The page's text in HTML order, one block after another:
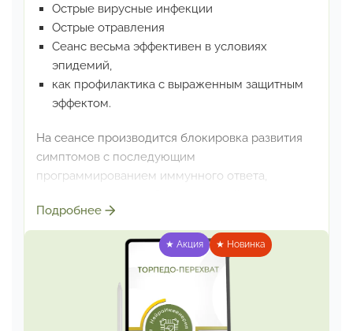
Острые вирусные инфекции
Острые отравления
Сеанс весьма эффективен в условиях
эпидемий,
как профилактика с выраженным защитным
эффектом.
На сеансе производится блокировка развития
симптомов с последующим
программированием иммунного ответа,
немедленный.
симптомы исчезают в течение2-5 часов после
прослушивания сеанса.
По эффекту воздействия это сравнимо с
угроза перехвачена на подлёте
и уничтожена до того,как достигла цели. Ещё
Подробнее
★ Акция ★ Новинка